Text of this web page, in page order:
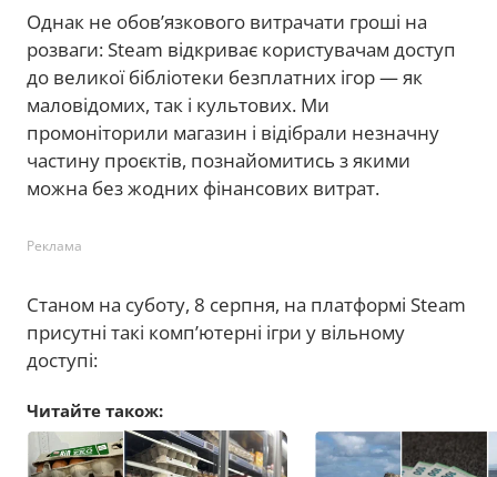
Однак не обов’язкового витрачати гроші на
розваги: Steam відкриває користувачам доступ
до великої бібліотеки безплатних ігор — як
маловідомих, так і культових. Ми
промоніторили магазин і відібрали незначну
частину проєктів, познайомитись з якими
можна без жодних фінансових витрат.
Реклама
Станом на суботу, 8 серпня, на платформі Steam
присутні такі комп’ютерні ігри у вільному
доступі:
Читайте також: